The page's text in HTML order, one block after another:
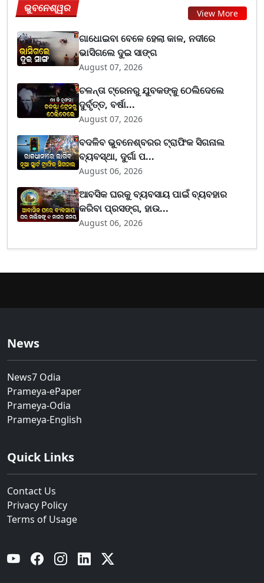
ଭୁବନେଶ୍ୱର View More
ଗାଧୋଇବା ବେଳେ ହେଲା କାଳ, ନଦୀରେ
ଭାସିଗଲେ ଦୁଇ ସାଙ୍ଗ
August 07, 2026
ଚଳନ୍ତା ଟ୍ରେନରୁ ଯୁବକଙ୍କୁ ଠେଲିଦେଲେ
ଦୁର୍ବୃତ୍ତ, ବର୍ଷା...
August 07, 2026
ବଦଳିବ ଭୁବନେଶ୍ବରର ଟ୍ରାଫିକ ସିଗନାଲ
ବ୍ୟବସ୍ଥା, ଦୁର୍ଗା ପ...
August 06, 2026
ଆବସିକ ଘରକୁ ବ୍ୟବସାୟ ପାଇଁ ବ୍ୟବହାର
କରିବା ପ୍ରସଙ୍ଗ, ହାଉ...
August 06, 2026
News
News7 Odia
Prameya-ePaper
Prameya-Odia
Prameya-English
Quick Links
Contact Us
Privacy Policy
Terms of Usage
YouTube Facebook Instagram Linkedin